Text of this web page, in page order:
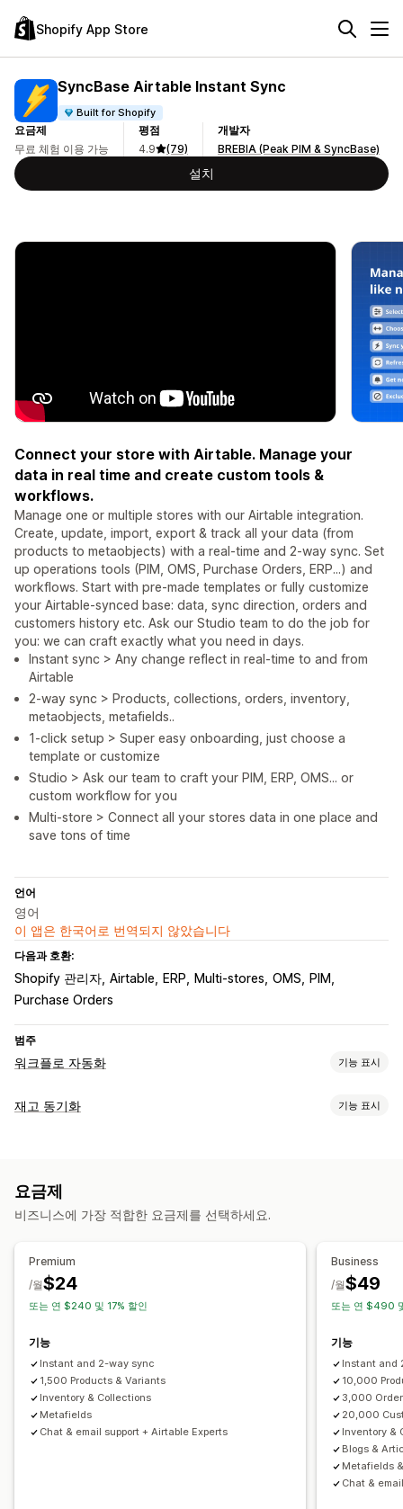
Shopify App Store
SyncBase Airtable Instant Sync
Built for Shopify
요금제
무료 체험 이용 가능
평점
4.9
(79)
개발자
BREBIA (Peak PIM & SyncBase)
설치
Connect your store with Airtable. Manage your
data in real time and create custom tools &
workflows.
Manage one or multiple stores with our Airtable integration.
Create, update, import, export & track all your data (from
products to metaobjects) with a real-time and 2-way sync. Set
up operations tools (PIM, OMS, Purchase Orders, ERP...) and
workflows. Start with pre-made templates or fully customize
your Airtable-synced base: data, sync direction, orders and
customers history etc. Ask our Studio team to do the job for
you: we can craft exactly what you need in days.
Instant sync > Any change reflect in real-time to and from
Airtable
2-way sync > Products, collections, orders, inventory,
metaobjects, metafields..
1-click setup > Super easy onboarding, just choose a
template or customize
Studio > Ask our team to craft your PIM, ERP, OMS... or
custom workflow for you
Multi-store > Connect all your stores data in one place and
save tons of time
언어
영어
이 앱은 한국어로 번역되지 않았습니다
다음과 호환:
Shopify 관리자 Airtable ERP Multi-stores OMS
PIM
Purchase Orders
범주
워크플로 자동화 기능 표시
자동화 작업
맞춤 설정
예약된 작업
재고 동기화 기능 표시
멀티스토어
오류 보고서
데이터 가져오기 및 내보내기
요금제
비즈니스에 가장 적합한 요금제를 선택하세요.
Premium
$24
/월
또는 연 $240 및 17% 할인
기능
Instant and 2-way sync
1,500 Products & Variants
Inventory & Collections
Metafields
Chat & email support + Airtable Experts
Business
$49
/월
또는 연 $490
기능
Instant and
10,000
3,000
20,000
Inventory &
Blogs &
Metafields
Chat &